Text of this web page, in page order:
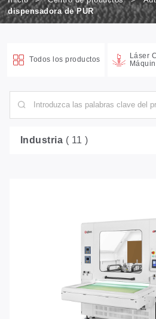
dispensadora de PUR
Todos los productos
Láser
Industria ( 11 )